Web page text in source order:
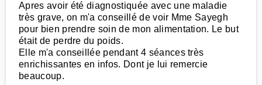
Apres avoir été diagnostiquée avec une maladie
très grave, on m'a conseillé de voir Mme Sayegh
pour bien prendre soin de mon alimentation. Le but
était de perdre du poids.
Elle m'a conseillée pendant 4 séances très
enrichissantes en infos. Dont je lui remercie
beaucoup.